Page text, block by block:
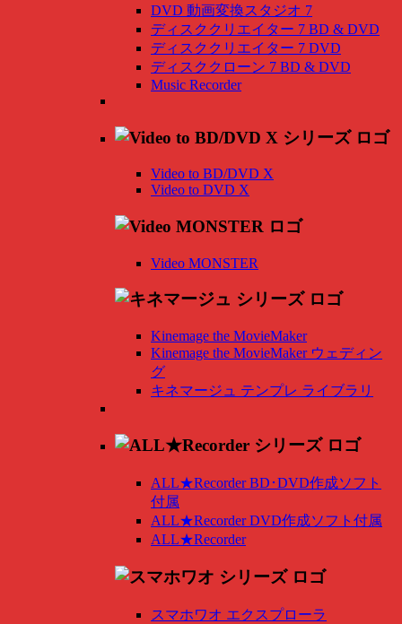
DVD 動画変換スタジオ 7
ディスククリエイター 7 BD & DVD
ディスククリエイター 7 DVD
ディスククローン 7 BD & DVD
Music Recorder
Video to BD/DVD X
Video to DVD X
Video MONSTER
Kinemage the MovieMaker
Kinemage the MovieMaker ウェディン
グ
キネマージュ テンプレ ライブラリ
ALL★Recorder BD･DVD作成ソフト
付属
ALL★Recorder DVD作成ソフト付属
ALL★Recorder
スマホワオ エクスプローラ